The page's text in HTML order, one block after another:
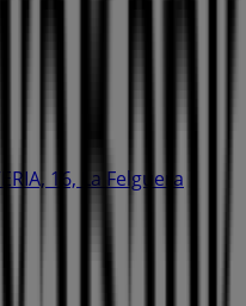
16, La Felguera